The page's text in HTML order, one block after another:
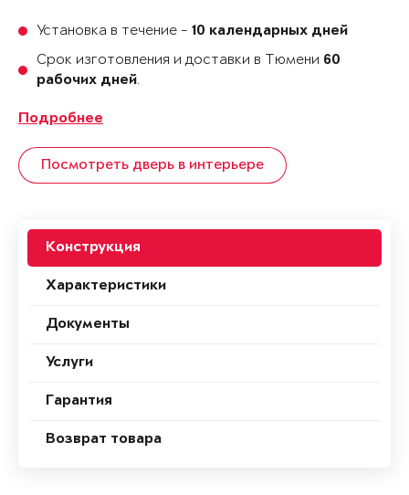
Установка в течение - 10 календарных дней
Срок изготовления и доставки в Тюмени 60
рабочих дней.
Подробнее
Посмотреть дверь в интерьере
Конструкция
Характеристики
Документы
Услуги
Гарантия
Возврат товара